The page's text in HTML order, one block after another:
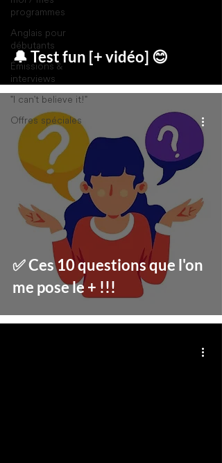
programmes
Anglais pour
débutants
Émissions &
interviews
"I can't believe it!"
Offres spéciales
🔔 Test fun [+ vidéo] 😊
✅ Ces 10 questions que l'on
me pose le + !!!